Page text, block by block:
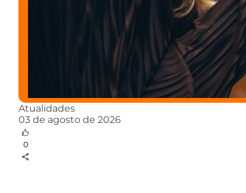
Atualidades
03 de agosto de 2026
0